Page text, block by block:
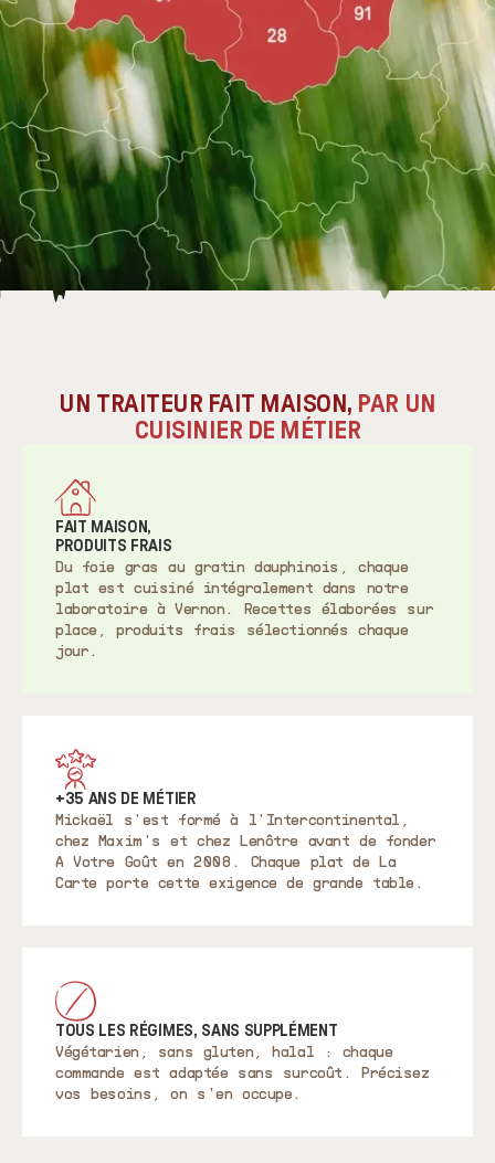
UN TRAITEUR FAIT MAISON, PAR UN
CUISINIER DE MÉTIER
FAIT MAISON,
PRODUITS FRAIS
Du foie gras au gratin dauphinois, chaque
plat est cuisiné intégralement dans notre
laboratoire à Vernon. Recettes élaborées sur
place, produits frais sélectionnés chaque
jour.
+35 ANS DE MÉTIER
Mickaël s'est formé à l'Intercontinental,
chez Maxim's et chez Lenôtre avant de fonder
A Votre Goût en 2008. Chaque plat de La
Carte porte cette exigence de grande table.
TOUS LES RÉGIMES, SANS SUPPLÉMENT
Végétarien, sans gluten, halal : chaque
commande est adaptée sans surcoût. Précisez
vos besoins, on s'en occupe.